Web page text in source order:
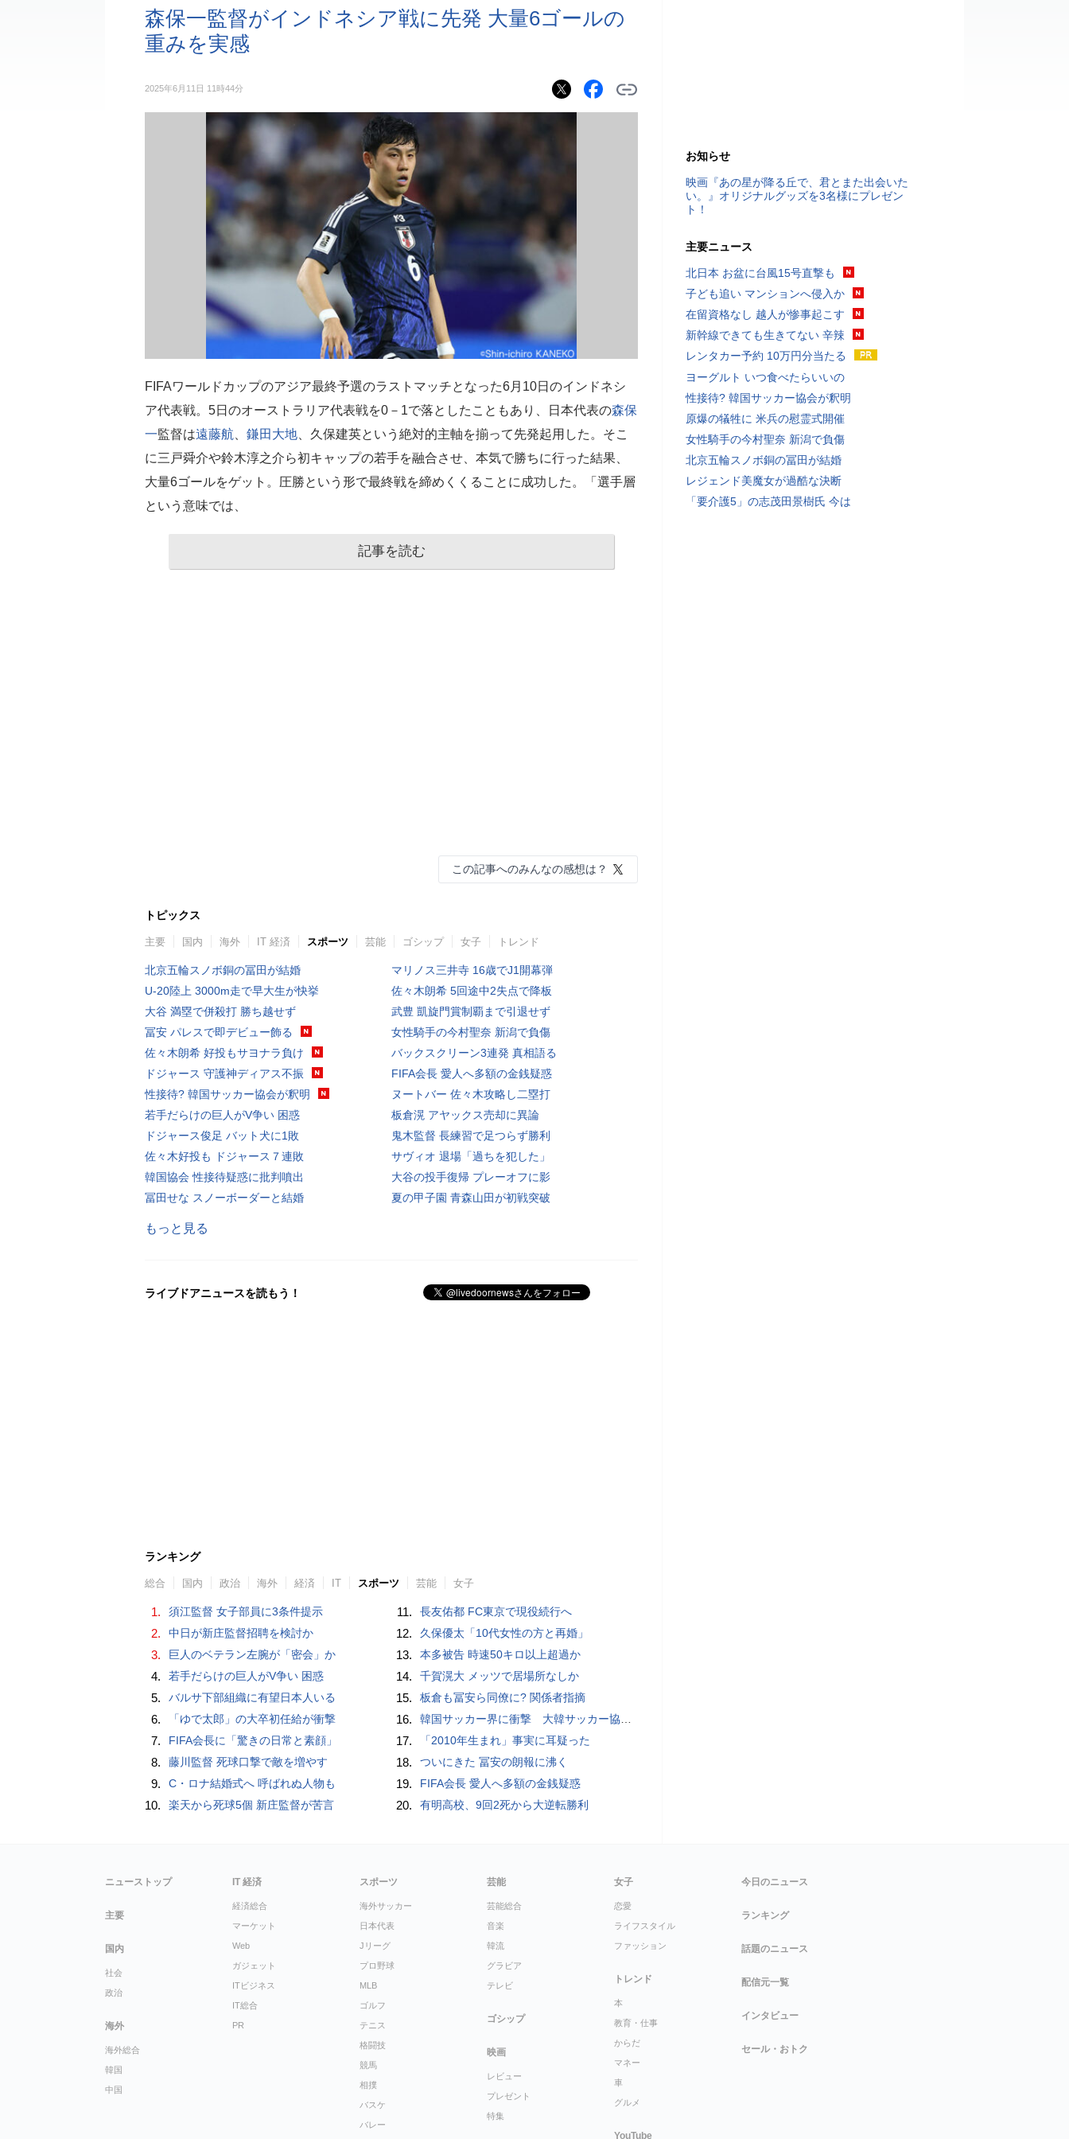
森保一監督がインドネシア戦に先発 大量6ゴールの
重みを実感
2025年6月11日 11時44分
FIFAワールドカップのアジア最終予選のラストマッチとなった6月10日のインドネシ
ア代表戦。5日のオーストラリア代表戦を0－1で落としたこともあり、日本代表の森保
一監督は遠藤航 鎌田大地 、久保建英という絶対的主軸を揃って先発起用した。そこ
に三戸舜介や鈴木淳之介ら初キャップの若手を融合させ、本気で勝ちに行った結果、
大量6ゴールをゲット。圧勝という形で最終戦を締めくくることに成功した。「選手層
という意味では、
記事を読む
この記事へのみんなの感想は？
トピックス
主要 国内 海外 IT 経済 スポーツ 芸能 ゴシップ 女子 トレンド
北京五輪スノボ銅の冨田が結婚
U-20陸上 3000m走で早大生が快挙
大谷 満塁で併殺打 勝ち越せず
冨安 パレスで即デビュー飾る
佐々木朗希 好投もサヨナラ負け
ドジャース 守護神ディアス不振
性接待? 韓国サッカー協会が釈明
若手だらけの巨人がV争い 困惑
ドジャース俊足 バット犬に1敗
佐々木好投も ドジャース７連敗
韓国協会 性接待疑惑に批判噴出
冨田せな スノーボーダーと結婚
マリノス三井寺 16歳でJ1開幕弾
佐々木朗希 5回途中2失点で降板
武豊 凱旋門賞制覇まで引退せず
女性騎手の今村聖奈 新潟で負傷
バックスクリーン3連発 真相語る
FIFA会長 愛人へ多額の金銭疑惑
ヌートバー 佐々木攻略し二塁打
板倉滉 アヤックス売却に異論
鬼木監督 長練習で足つらず勝利
サヴィオ 退場「過ちを犯した」
大谷の投手復帰 プレーオフに影
夏の甲子園 青森山田が初戦突破
もっと見る
ライブドアニュースを読もう！
ランキング
総合 国内 政治 海外 経済 IT スポーツ 芸能 女子
1. 須江監督 女子部員に3条件提示
2. 中日が新庄監督招聘を検討か
3. 巨人のベテラン左腕が「密会」か
4. 若手だらけの巨人がV争い 困惑
5. バルサ下部組織に有望日本人いる
6. 「ゆで太郎」の大卒初任給が衝撃
7. FIFA会長に「驚きの日常と素顔」
8. 藤川監督 死球口撃で敵を増やす
9. C・ロナ結婚式へ 呼ばれぬ人物も
10. 楽天から死球5個 新庄監督が苦言
11. 長友佑都 FC東京で現役続行へ
12. 久保優太「10代女性の方と再婚」
13. 本多被告 時速50キロ以上超過か
14. 千賀滉大 メッツで居場所なしか
15. 板倉も冨安ら同僚に? 関係者指摘
16. 韓国サッカー界に衝撃 大韓サッカー協会に外国人審判への“性的接待”疑惑 韓国メディアが報道
17. 「2010年生まれ」事実に耳疑った
18. ついにきた 冨安の朗報に沸く
19. FIFA会長 愛人へ多額の金銭疑惑
20. 有明高校、9回2死から大逆転勝利
お知らせ
映画『あの星が降る丘で、君とまた出会いた
い。』オリジナルグッズを3名様にプレゼン
ト！
主要ニュース
北日本 お盆に台風15号直撃も
子ども追い マンションへ侵入か
在留資格なし 越人が惨事起こす
新幹線できても生きてない 辛辣
レンタカー予約 10万円分当たる
ヨーグルト いつ食べたらいいの
性接待? 韓国サッカー協会が釈明
原爆の犠牲に 米兵の慰霊式開催
女性騎手の今村聖奈 新潟で負傷
北京五輪スノボ銅の冨田が結婚
レジェンド美魔女が過酷な決断
「要介護5」の志茂田景樹氏 今は
ニューストップ
主要
国内
社会
政治
海外
海外総合
韓国
中国
IT 経済
経済総合
マーケット
Web
ガジェット
ITビジネス
IT総合
PR
スポーツ
海外サッカー
日本代表
Jリーグ
プロ野球
MLB
ゴルフ
テニス
格闘技
競馬
相撲
バスケ
バレー
芸能
芸能総合
音楽
韓流
グラビア
テレビ
ゴシップ
映画
レビュー
プレゼント
特集
女子
恋愛
ライフスタイル
ファッション
トレンド
本
教育・仕事
からだ
マネー
車
グルメ
YouTube
今日のニュース
ランキング
話題のニュース
配信元一覧
インタビュー
セール・おトク